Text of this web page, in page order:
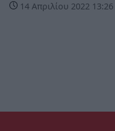
14 Απριλίου 2022 13:26